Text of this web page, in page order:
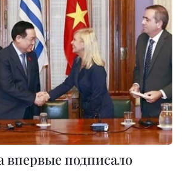
впервые подписало